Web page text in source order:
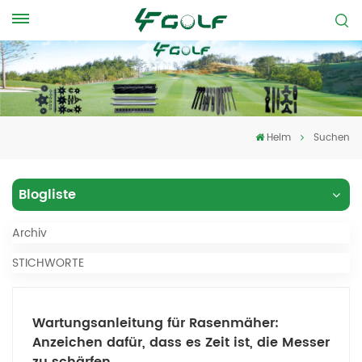
Heim Suchen
Blogliste
Archiv
STICHWORTE
Wartungsanleitung für Rasenmäher:
Anzeichen dafür, dass es Zeit ist, die Messer